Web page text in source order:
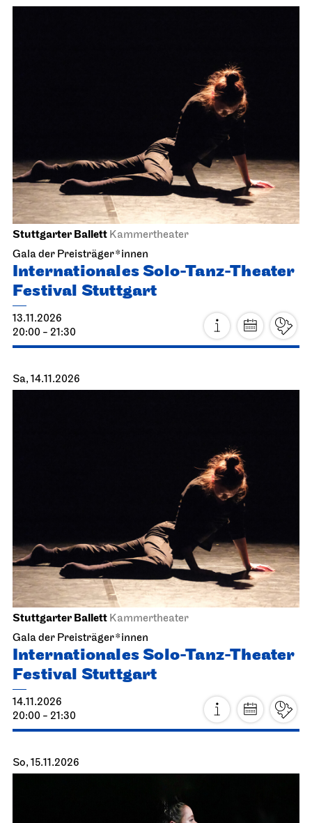
Stuttgarter Ballett Kammertheater
Gala der Preisträger*innen
Internationales Solo-Tanz-Theater
Festival Stuttgart
13.11.2026
20:00 - 21:30
Sa, 14.11.2026
Stuttgarter Ballett Kammertheater
Gala der Preisträger*innen
Internationales Solo-Tanz-Theater
Festival Stuttgart
14.11.2026
20:00 - 21:30
So, 15.11.2026